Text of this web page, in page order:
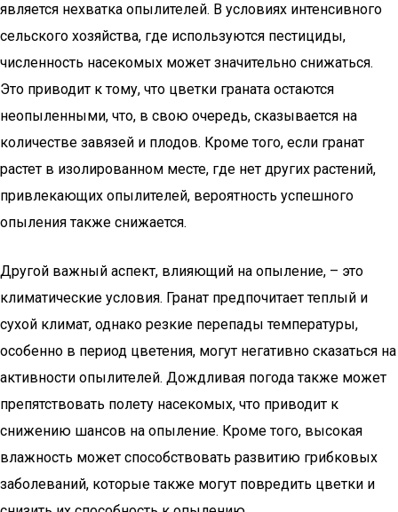
является нехватка опылителей. В условиях интенсивного
сельского хозяйства, где используются пестициды,
численность насекомых может значительно снижаться.
Это приводит к тому, что цветки граната остаются
неопыленными, что, в свою очередь, сказывается на
количестве завязей и плодов. Кроме того, если гранат
растет в изолированном месте, где нет других растений,
привлекающих опылителей, вероятность успешного
опыления также снижается.
Другой важный аспект, влияющий на опыление, – это
климатические условия. Гранат предпочитает теплый и
сухой климат, однако резкие перепады температуры,
особенно в период цветения, могут негативно сказаться на
активности опылителей. Дождливая погода также может
препятствовать полету насекомых, что приводит к
снижению шансов на опыление. Кроме того, высокая
влажность может способствовать развитию грибковых
заболеваний, которые также могут повредить цветки и